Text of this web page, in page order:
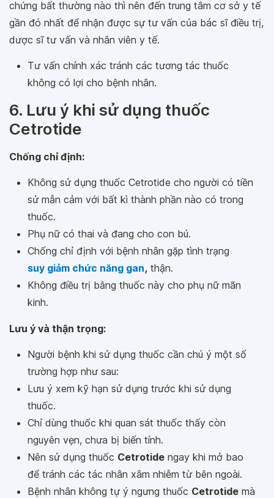
chứng bất thường nào thì nên đến trung tâm cơ sở y tế
gần đó nhất để nhận được sự tư vấn của bác sĩ điều trị,
dược sĩ tư vấn và nhân viên y tế.
Tư vấn chính xác tránh các tương tác thuốc
không có lợi cho bệnh nhân.
6. Lưu ý khi sử dụng thuốc
Cetrotide
Chống chỉ định:
Không sử dụng thuốc Cetrotide cho người có tiền
sử mẫn cảm với bất kì thành phần nào có trong
thuốc.
Phụ nữ có thai và đang cho con bú.
Chống chỉ định với bệnh nhân gặp tình trạng
suy giảm chức năng gan, thận.
Không điều trị bằng thuốc này cho phụ nữ mãn
kinh.
Lưu ý và thận trọng:
Người bệnh khi sử dụng thuốc cần chú ý một số
trường hợp như sau:
Lưu ý xem kỹ hạn sử dụng trước khi sử dụng
thuốc.
Chỉ dùng thuốc khi quan sát thuốc thấy còn
nguyên vẹn, chưa bị biến tính.
Nên sử dụng thuốc Cetrotide ngay khi mở bao
để tránh các tác nhân xâm nhiễm từ bên ngoài.
Bệnh nhân không tự ý ngưng thuốc Cetrotide mà